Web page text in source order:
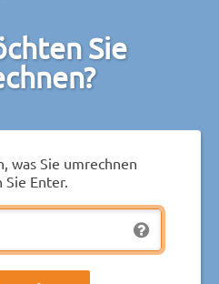
Sie
was Sie umrechnen
Enter.